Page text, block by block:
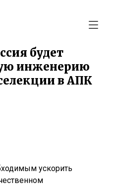
будет
инженерию
в АПК
ускорить